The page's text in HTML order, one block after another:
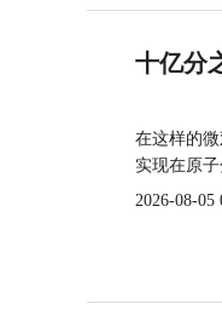
十亿分
在这样的
实现在原
2026-08-05